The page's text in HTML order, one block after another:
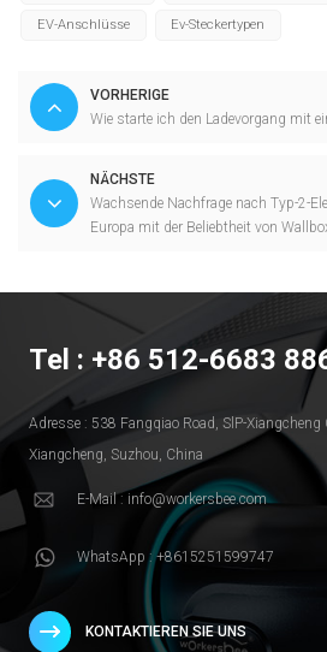
EV-Anschlüsse Ev-Steckertypen
VORHERIGE
Wie starte ich den Ladevorgang mit
NÄCHSTE
Wachsende Nachfrage nach Typ-2-
Europa mit der Beliebtheit von
Tel : +86 512-6683
Adresse : 538 Fangqiao Road, SlP-Xiangcheng
Xiangcheng, Suzhou, China
E-Mail : info@workersbee.com
WhatsApp : +8615251599747
KONTAKTIEREN SIE UNS